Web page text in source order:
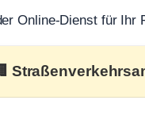
Online-Dienst für Ihr